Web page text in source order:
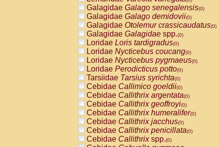
AtelidaeAteles belzebuth(0)
AtelidaeAteles geoffroyi(0)
AtelidaeAteles paniscus(0)
AtelidaeAtelesspp.(0)
Atelidae Lagothrix lagothricha
AtelidaeLagothrix lagothricha cana
PitheciidaeCacajao calvus
PitheciidaeCallicebus cupreus
PitheciidaeCallicebus donacophilus
PitheciidaeCallicebus moloch
PitheciidaeCallicebus torquatus
PitheciidaeCallicebusspp.(0)
PitheciidaeChiropotes satanas(0)
PitheciidaePithecia monachus
PitheciidaePithecia pithecia(0)
CercopithecidaeCercocebus agilis
Galagidae Galago senegalensis(0)
Galagidae Galago demidovii(0)
Galagidae Otolemur crassicaudatus(0)
Galagidae Galagidae spp.(0)
Loridae Loris tardigradus(0)
Loridae Nycticebus coucang(0)
Loridae Nycticebus pygmaeus(0)
Loridae Perodicticus potto(0)
Tarsiidae Tarsius syrichta(0)
Cebidae Callimico goeldii(0)
Cebidae Callithrix argentata(0)
Cebidae Callithrix geoffroyi(0)
Cebidae Callithrix humeralifer(0)
Cebidae Callithrix jacchus(0)
Cebidae Callithrix penicillata(0)
Cebidae Callithrixspp.(0)